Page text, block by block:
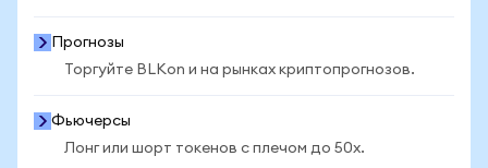
Прогнозы
Торгуйте BLKon и на рынках криптопрогнозов.
Фьючерсы
Лонг или шорт токенов с плечом до 50x.